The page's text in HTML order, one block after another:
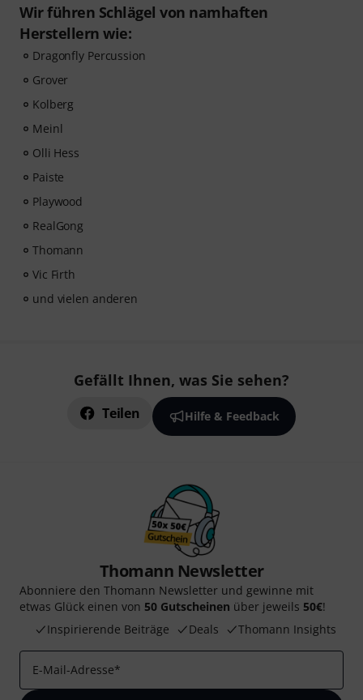
Wir führen Schlägel von namhaften
Herstellern wie:
Dragonfly Percussion
Grover
Kolberg
Meinl
Olli Hess
Paiste
Playwood
RealGong
Thomann
Vic Firth
und vielen anderen
Gefällt Ihnen, was Sie sehen?
Teilen Hilfe & Feedback
Thomann Newsletter
Abonniere den Thomann Newsletter und gewinne mit
etwas Glück einen von 50 Gutscheinen über jeweils 50€!
Inspirierende Beiträge
Deals Thomann Insights
E-Mail-Adresse*